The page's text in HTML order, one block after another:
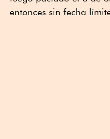
entonces sin fecha